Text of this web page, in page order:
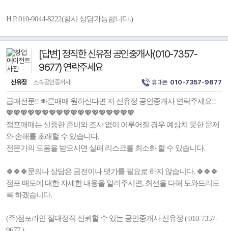
H P. 010-9044-8222(항시 상담가능합니다.)
[답변] 정직한 신유정 공인중개사(010-7357-
9677) 연락주세요
신유정 소속공인중개사 휴대폰 010-7357-9677
급매전문!! 빠른매매 원하신다면 저 신유정 공인중개사 연락주세요!!
💖💖💖💖💖💖💖💖💖💖💖💖💖💖💖💖💖💖
점포매매는 신중한 준비와 조사 없이 이루어질 경우 예상치 못한 문제
와 손해를 초래할 수 있습니다.
전문가의 도움을 받으시면 실패 리스크를 최소화 할 수 있습니다.
🍀🍀🍀문의나 상담은 금전이나 댓가를 필요로 하지 않습니다. 🍀🍀🍀
점포 매도에 대한 자세한 내용을 알려주시면, 최선을 다해 도와드리도
록 하겠습니다.
(주)점포라인 절대정직 신뢰할 수 있는 공인중개사 신유정 ( 010-7357-